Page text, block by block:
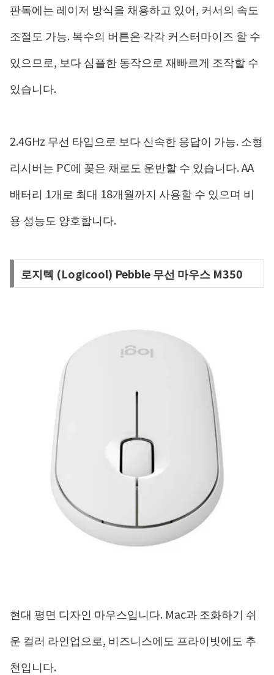
판독에는 레이저 방식을 채용하고 있어, 커서의 속도
조절도 가능. 복수의 버튼은 각각 커스터마이즈 할 수
있으므로, 보다 심플한 동작으로 재빠르게 조작할 수
있습니다.
2.4GHz 무선 타입으로 보다 신속한 응답이 가능. 소형
리시버는 PC에 꽂은 채로도 운반할 수 있습니다. AA
배터리 1개로 최대 18개월까지 사용할 수 있으며 비
용 성능도 양호합니다.
로지텍 (Logicool) Pebble 무선 마우스 M350
현대 평면 디자인 마우스입니다. Mac과 조화하기 쉬
운 컬러 라인업으로, 비즈니스에도 프라이빗에도 추
천입니다.